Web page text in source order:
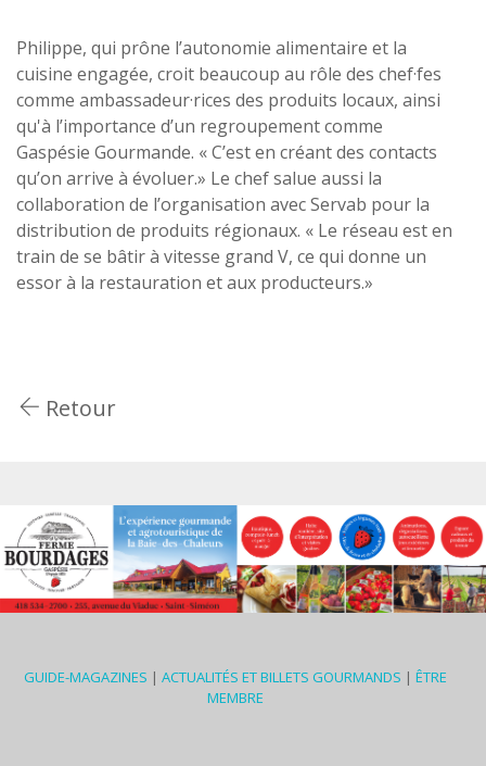
Philippe, qui prône l’autonomie alimentaire et la
cuisine engagée, croit beaucoup au rôle des chef·fes
comme ambassadeur·rices des produits locaux, ainsi
qu'à l’importance d’un regroupement comme
Gaspésie Gourmande. « C’est en créant des contacts
qu’on arrive à évoluer.» Le chef salue aussi la
collaboration de l’organisation avec Servab pour la
distribution de produits régionaux. « Le réseau est en
train de se bâtir à vitesse grand V, ce qui donne un
essor à la restauration et aux producteurs.»
Retour
GUIDE-MAGAZINES | ACTUALITÉS ET BILLETS GOURMANDS | ÊTRE
MEMBRE